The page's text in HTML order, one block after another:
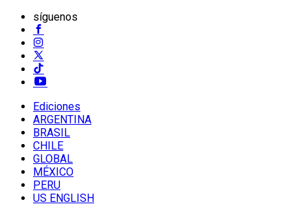
síguenos
Ediciones
ARGENTINA
BRASIL
CHILE
GLOBAL
MÉXICO
PERU
US ENGLISH